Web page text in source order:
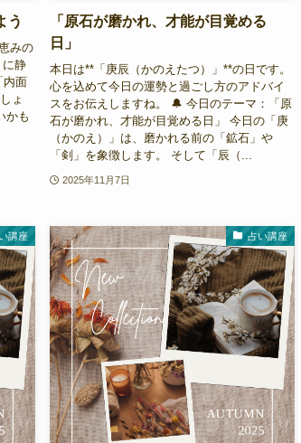
う
みの
に静
内面
ょ
かも
「原石が磨かれ、才能が目覚める
日」
本日は**「庚辰（かのえたつ）」**の日です。
心を込めて今日の運勢と過ごし方のアドバイ
スをお伝えしますね。 🔔 今日のテーマ：「原
石が磨かれ、才能が目覚める日」 今日の「庚
（かのえ）」は、磨かれる前の「鉱石」や
「剣」を象徴します。 そして「辰（...
2025年11月7日
講座 占い講座